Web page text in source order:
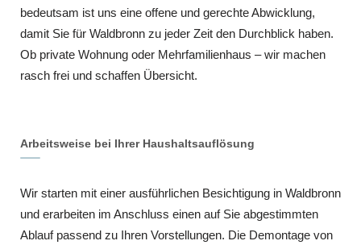
bedeutsam ist uns eine offene und gerechte Abwicklung,
damit Sie für Waldbronn zu jeder Zeit den Durchblick haben.
Ob private Wohnung oder Mehrfamilienhaus – wir machen
rasch frei und schaffen Übersicht.
Arbeitsweise bei Ihrer Haushaltsauflösung
Wir starten mit einer ausführlichen Besichtigung in Waldbronn
und erarbeiten im Anschluss einen auf Sie abgestimmten
Ablauf passend zu Ihren Vorstellungen. Die Demontage von